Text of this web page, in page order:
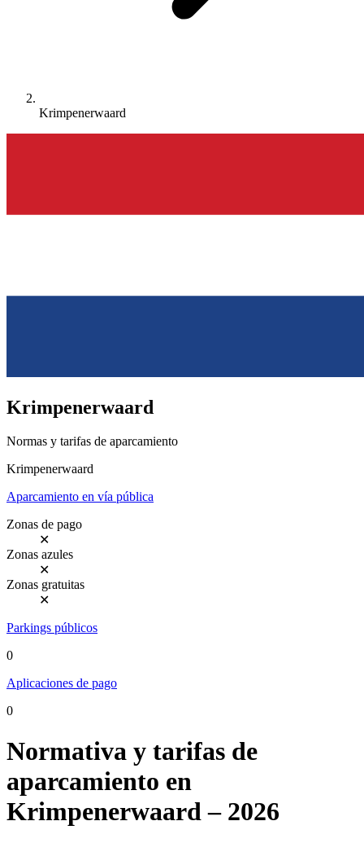
Krimpenerwaard
Krimpenerwaard
Normas y tarifas de aparcamiento
Krimpenerwaard
Aparcamiento en vía pública
Zonas de pago
✕
Zonas azules
✕
Zonas gratuitas
✕
Parkings públicos
0
Aplicaciones de pago
0
Normativa y tarifas de
aparcamiento en
Krimpenerwaard – 2026